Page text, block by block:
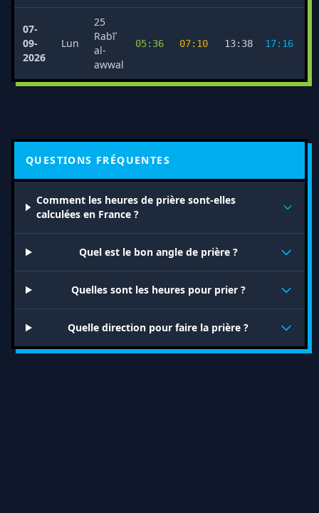
07-
09-
2026
Lun
25
Rabīʿ
al-
awwal
05:36 07:10 13:38 17:16
QUESTIONS FRÉQUENTES
Comment les heures de prière sont-elles
calculées en France ?
Quel est le bon angle de prière ?
Quelles sont les heures pour prier ?
Quelle direction pour faire la prière ?